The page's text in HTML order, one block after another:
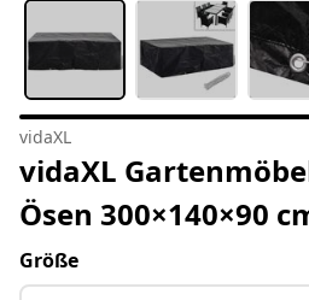
vidaXL
vidaXL
Ösen 300×140×90
Größe